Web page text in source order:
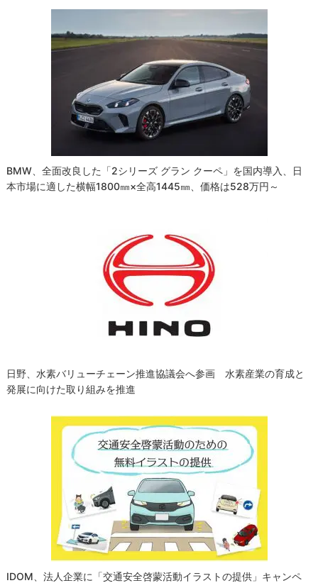
BMW、全面改良した「2シリーズ グラン クーペ」を国内導入、日
本市場に適した横幅1800㎜×全高1445㎜、価格は528万円～
日野、水素バリューチェーン推進協議会へ参画 水素産業の育成と
発展に向けた取り組みを推進
IDOM、法人企業に「交通安全啓蒙活動イラストの提供」キャンペ